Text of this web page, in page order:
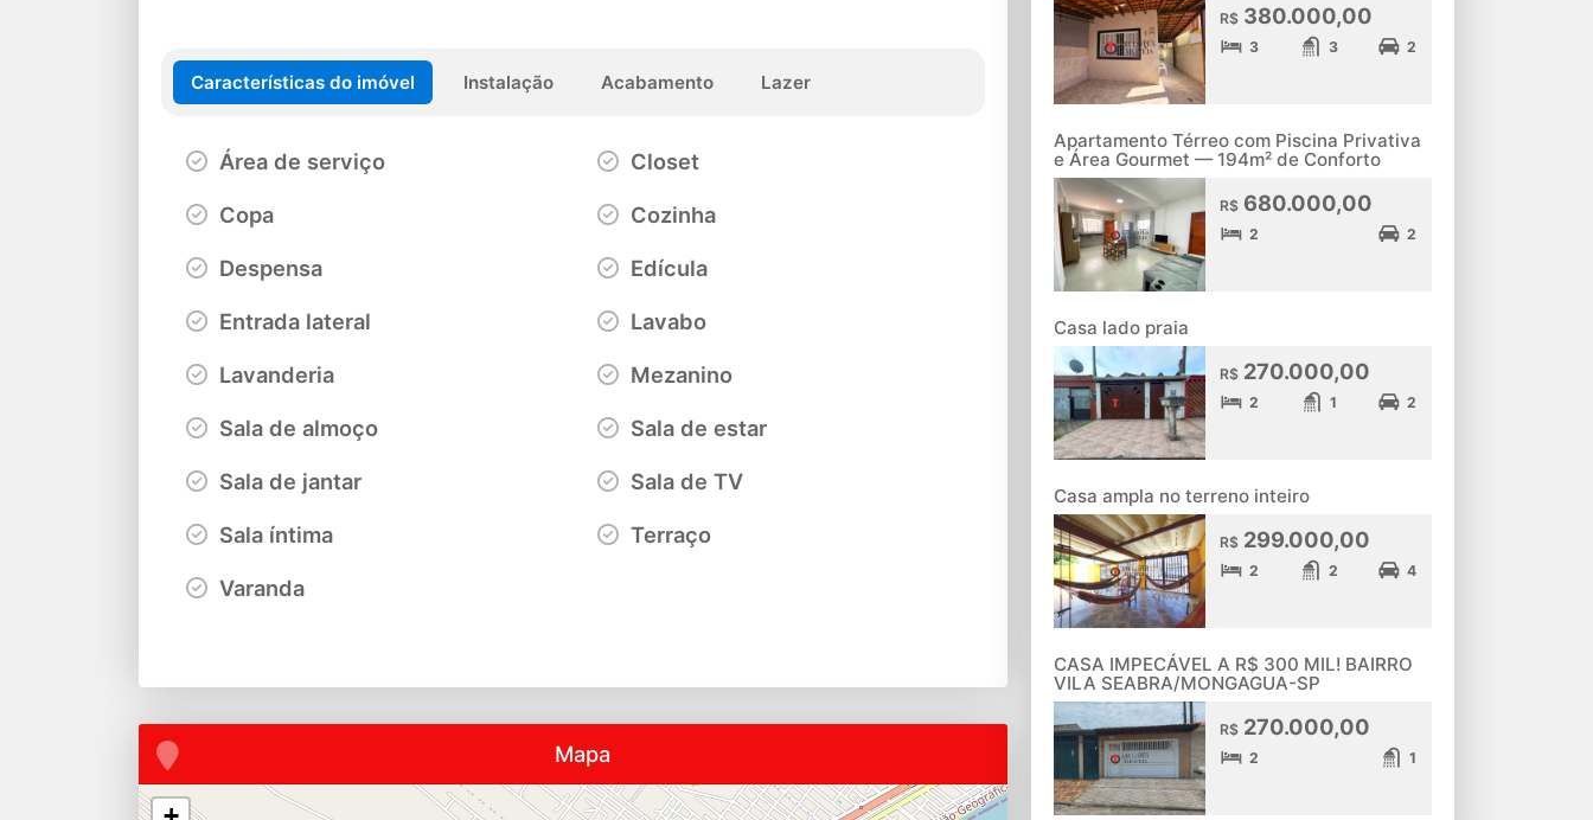
Características do imóvel Instalação Acabamento Lazer
Área de serviço Closet
Copa Cozinha
Despensa Edícula
Entrada lateral Lavabo
Lavanderia Mezanino
Sala de almoço Sala de estar
Sala de jantar Sala de TV
Sala íntima Terraço
Varanda
Mapa
R$380.000,00
3 3 2
Apartamento Térreo com Piscina Privativa
e Área Gourmet — 194m² de Conforto
R$680.000,00
2 2
Casa lado praia
R$270.000,00
2 1 2
Casa ampla no terreno inteiro
R$299.000,00
2 2 4
CASA IMPECÁVEL A R$ 300 MIL! BAIRRO
VILA SEABRA/MONGAGUA-SP
R$270.000,00
2 1